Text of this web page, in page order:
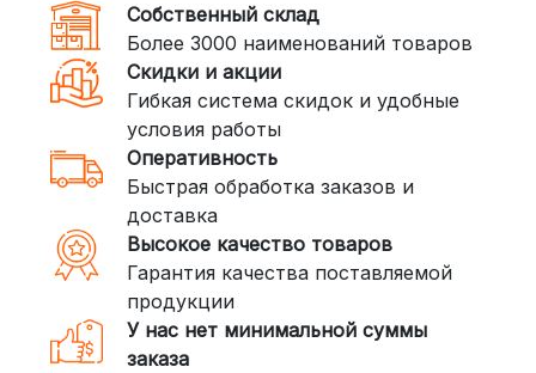
DPD: Международная служба
доставки, которая работает и
внутри России. Сроки — от 2 дней,
стоимость — от 400 рублей
3. Доставка крупногабаритных грузов
(ПЭК, КИТ, Байкал Сервис)
Если ваш заказ включает большие или
тяжелые товары, мы рекомендуем
воспользоваться услугами компаний,
специализирующихся на доставке
грузов:
Собственный склад
Более 3000 наименований товаров
Скидки и акции
Гибкая система скидок и удобные
условия работы
Оперативность
Быстрая обработка заказов и
доставка
Высокое качество товаров
Гарантия качества поставляемой
продукции
У нас нет минимальной суммы
заказа